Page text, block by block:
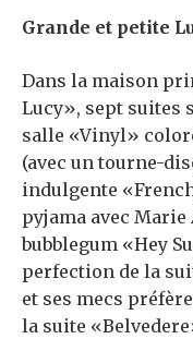
Grande et petite
Dans la maison
Lucy», sept suites
salle «Vinyl»
(avec un tourne-
indulgente
pyjama avec
bubblegum «Hey
perfection de la
et ses mecs
la suite